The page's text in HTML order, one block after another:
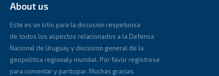
About us
Este es un sitio para la discusion respetuosa
de todos los aspectos relacionados a la Defensa
Nacional de Uruguay y discusion general de la
geopolitica regionaly mundial. Por favor registrese
para comentar y participar. Muchas gracias.